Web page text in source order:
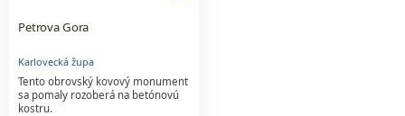
Petrova Gora
Karlovecká župa
Tento obrovský kovový monument
sa pomaly rozoberá na betónovú
kostru.